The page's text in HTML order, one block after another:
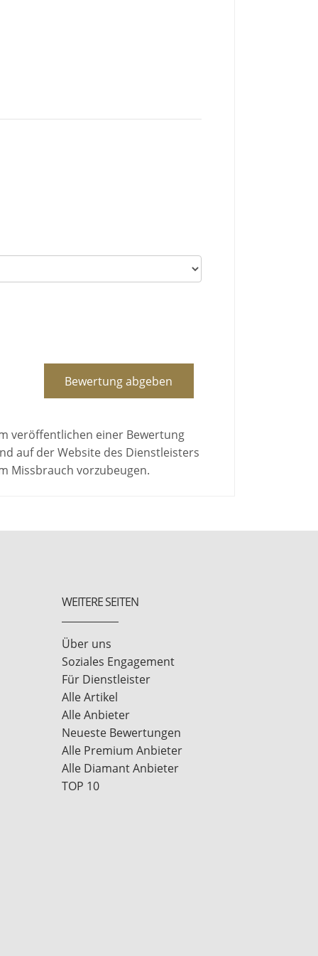
Bewertung abgeben
veröffentlichen einer Bewertung
auf der Website des Dienstleisters
Missbrauch vorzubeugen.
WEITERE SEITEN
Über uns
Soziales Engagement
Für Dienstleister
Alle Artikel
Alle Anbieter
Neueste Bewertungen
Alle Premium Anbieter
Alle Diamant Anbieter
TOP 10